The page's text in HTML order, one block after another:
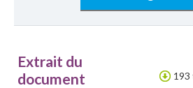
193
Extrait du
document